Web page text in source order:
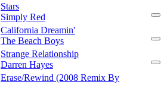
Stars
Simply Red
California Dreamin'
The Beach Boys
Strange Relationship
Darren Hayes
Erase/Rewind (2008 Remix By